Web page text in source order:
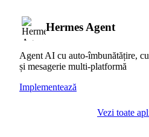
Hermes Agent
Agent AI cu auto-îmbunătățire,
și mesagerie multi-platformă
Implementează
Vezi toate